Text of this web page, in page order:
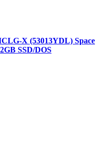
X (53013YDL) Space
SSD/DOS